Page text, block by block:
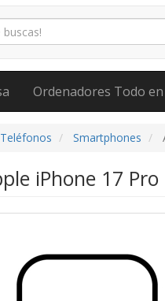
Ordenadores Todo
Smartphones
iPhone 17